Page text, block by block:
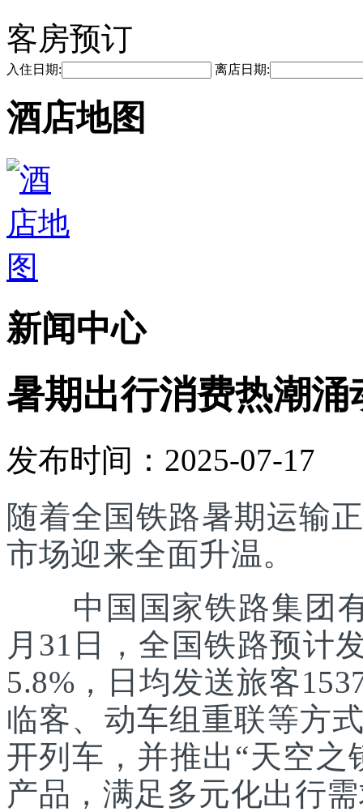
客房预订
入住日期: 离店日期:
酒店地图
新闻中心
暑期出行消费热潮
发布时间：2025-07-17
随着全国铁路暑期运输
市场迎来全面升温。
中国国家铁路集团有
月31日，全国铁路预计
5.8%，日均发送旅客
临客、动车组重联等方
开列车，并推出“天空
产品，满足多元化出行